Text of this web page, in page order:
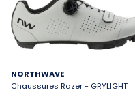
NORTHWAVE
Chaussures Razer - GRYLIGHT